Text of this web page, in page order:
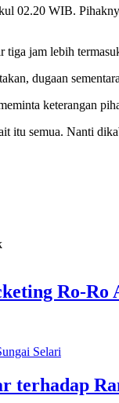
02.20 WIB.
jam lebih
dugaan
keterangan
itu semua. Nanti
Ro-
terhadap